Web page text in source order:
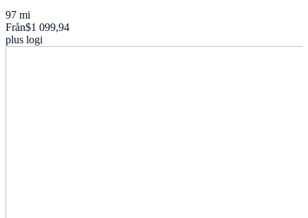
97 mi
Från$1 099,94
plus logi